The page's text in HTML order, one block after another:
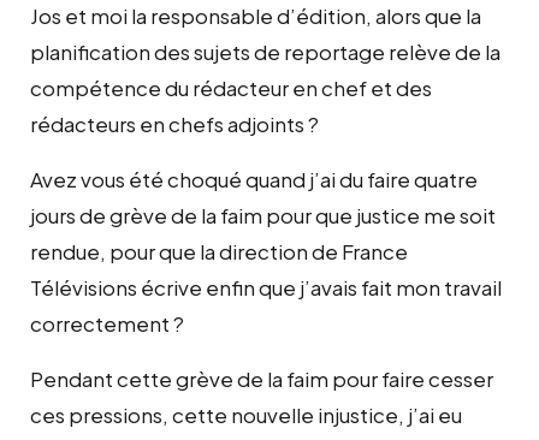
Jos et moi la responsable d’édition, alors que la
planification des sujets de reportage relève de la
compétence du rédacteur en chef et des
rédacteurs en chefs adjoints ?
Avez vous été choqué quand j’ai du faire quatre
jours de grève de la faim pour que justice me soit
rendue, pour que la direction de France
Télévisions écrive enfin que j’avais fait mon travail
correctement ?
Pendant cette grève de la faim pour faire cesser
ces pressions, cette nouvelle injustice, j’ai eu